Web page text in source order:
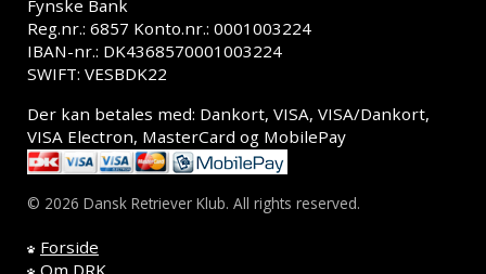
Fynske Bank
Reg.nr.: 6857 Konto.nr.: 0001003224
IBAN-nr.: DK4368570001003224
SWIFT: VESBDK22
Der kan betales med: Dankort, VISA, VISA/Dankort,
VISA Electron, MasterCard og MobilePay
© 2026 Dansk Retriever Klub. All rights reserved.
Forside
Om DRK